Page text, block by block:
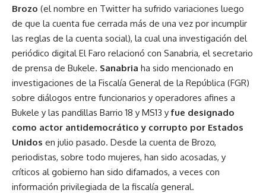
Brozo (el nombre en Twitter ha sufrido variaciones luego
de que la cuenta fue cerrada más de una vez por incumplir
las reglas de la cuenta social), la cual una investigación del
periódico digital El Faro relacionó con Sanabria, el secretario
de prensa de Bukele. Sanabria ha sido mencionado en
investigaciones de la Fiscalía General de la República (FGR)
sobre diálogos entre funcionarios y operadores afines a
Bukele y las pandillas Barrio 18 y MS13 yfue designado
como actor antidemocrático y corrupto por Estados
Unidos en julio pasado. Desde la cuenta de Brozo,
periodistas, sobre todo mujeres, han sido acosadas, y
críticos al gobierno han sido difamados, a veces con
información privilegiada de la fiscalía general.